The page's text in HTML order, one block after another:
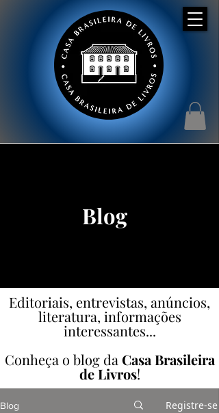
Blog
Editoriais, entrevistas, anúncios,
literatura, informações
interessantes...
Conheça o blog da Casa Brasileira
de Livros!
Blog Registre-se